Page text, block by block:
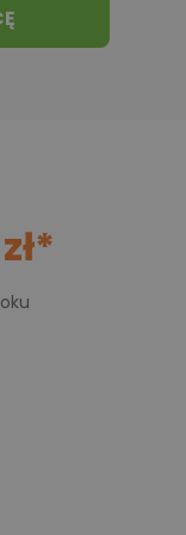
na co dzień
pokoju
układ
rodziców od
–
przejmuje